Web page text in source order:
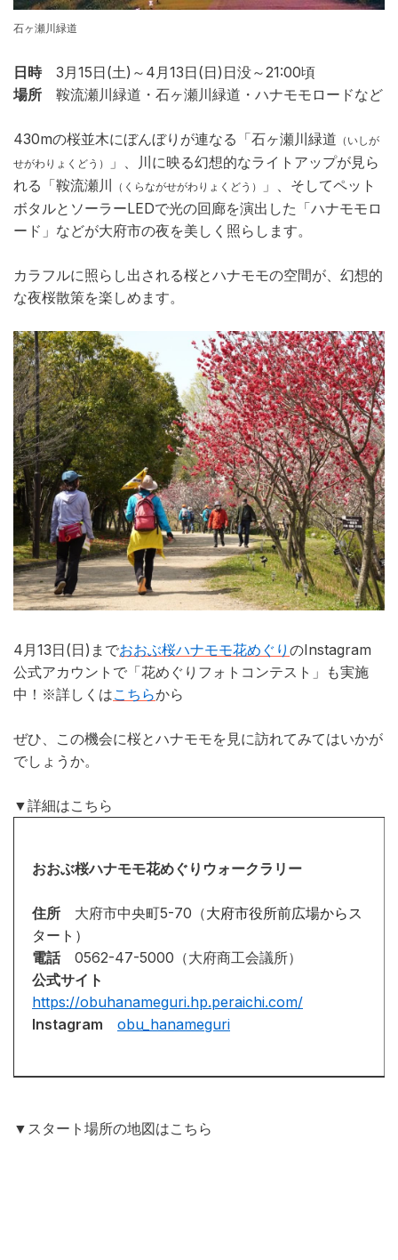
石ヶ瀬川緑道
日時3月15日(土)～4月13日(日)日没～21:00頃
場所 鞍流瀬川緑道・石ヶ瀬川緑道・ハナモモロードなど
430mの桜並木にぼんぼりが連なる「石ヶ瀬川緑道 （いしが
せがわりょくどう）
」、川に映る幻想的なライトアップが見ら
れる「鞍流瀬川
（くらながせがわりょくどう）
」、そしてペット
ボタルとソーラーLEDで光の回廊を演出した「ハナモモロ
ード」などが大府市の夜を美しく照らします。
カラフルに照らし出される桜とハナモモの空間が、幻想的
な夜桜散策を楽しめます。
4月13日(日)までおおぶ桜ハナモモ花めぐり のInstagram
公式アカウントで「花めぐりフォトコンテスト」も実施
中！※詳しくはこちらから
ぜひ、この機会に桜とハナモモを見に訪れてみてはいかが
でしょうか。
▼詳細はこちら
おおぶ桜ハナモモ花めぐりウォークラリー
住所 大府市中央町5-70（大府市役所前広場からス
タート）
電話 0562-47-5000（大府商工会議所）
公式サイト
https://obuhanameguri.hp.peraichi.com/
Instagram
obu_hanameguri
▼スタート場所の地図はこちら